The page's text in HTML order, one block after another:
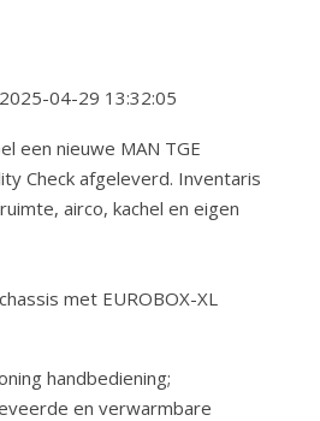
04-29 13:32:05
een nieuwe MAN TGE
Check afgeleverd. Inventaris
airco, kachel en eigen
met EUROBOX-XL
handbediening;
en verwarmbare